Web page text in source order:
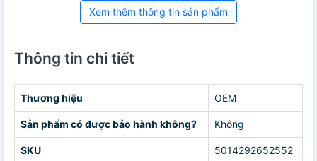
Xem thêm thông tin sản phẩm
Thông tin chi tiết
Thương hiệu OEM
Sản phẩm có được bảo hành không? Không
SKU 5014292652552